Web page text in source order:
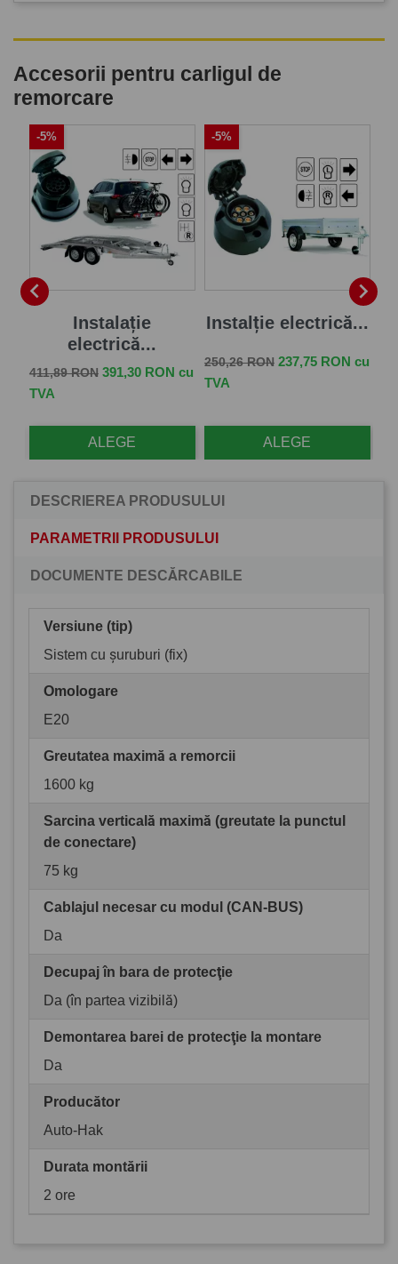
Accesorii pentru carligul de
remorcare

Instalație
electrică...
Pret de baza
411,89 RON Pret
391,30 RON cu
TVA
ALEGE
-5%
Instalție electrică...
Pret de baza
250,26 RON Pret
237,75 RON cu
TVA
ALEGE
-5%

DESCRIEREA PRODUSULUI
PARAMETRII PRODUSULUI
DOCUMENTE DESCĂRCABILE
Versiune (tip)
Sistem cu șuruburi (fix)
Omologare
E20
Greutatea maximă a remorcii
1600 kg
Sarcina verticală maximă (greutate la punctul
de conectare)
75 kg
Cablajul necesar cu modul (CAN-BUS)
Da
Decupaj în bara de protecţie
Da (în partea vizibilă)
Demontarea barei de protecţie la montare
Da
Producător
Auto-Hak
Durata montării
2 ore